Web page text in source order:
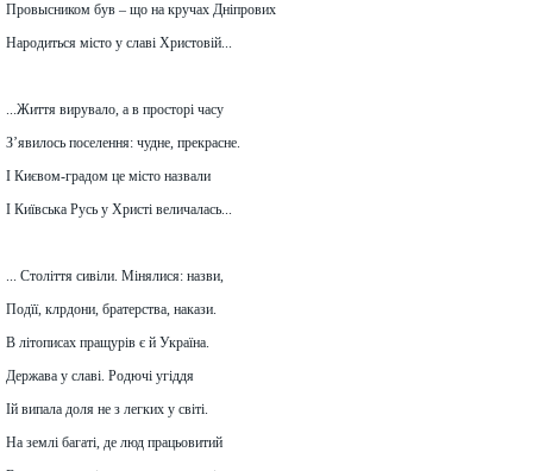
Провысником був – що на кручах Дніпрових
Народиться місто у славі Христовій...
...Життя вирувало, а в просторі часу
З’явилось поселення: чудне, прекрасне.
І Києвом-градом це місто назвали
І Київська Русь у Христі величалась...
... Століття сивіли. Мінялися: назви,
Подїї, клрдони, братерства, накази.
В літописах пращурів є й Україна.
Держава у славі. Родючі угіддя
Ій випала доля не з легких у світі.
На землі багаті, де люд працьовитий